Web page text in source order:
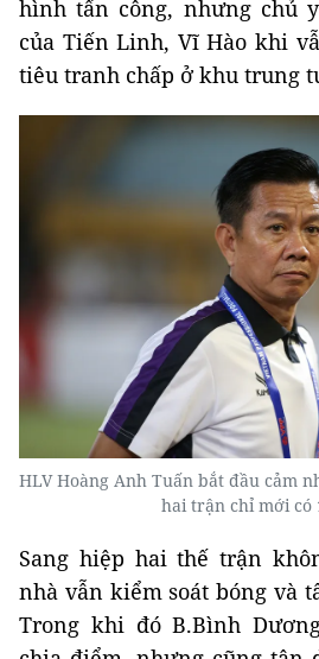
hình tấn công, nhưng chủ
của Tiến Linh, Vĩ Hào khi
tiêu tranh chấp ở khu trung
HLV Hoàng Anh Tuấn bắt đầu cảm
hai trận chỉ mới có
Sang hiệp hai thế trận
nhà vẫn kiểm soát bóng và
Trong khi đó B.Bình